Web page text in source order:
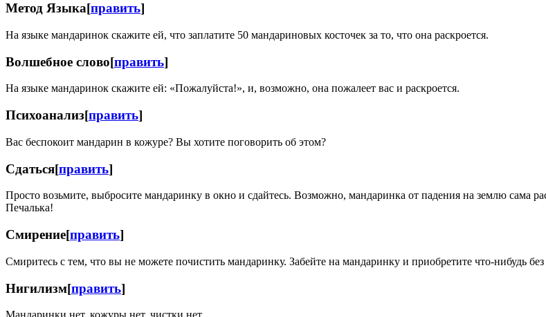
Метод Языка[править]
На языке мандаринок скажите ей, что заплатите 50 мандариновых косточек за то, что она раскроется.
Волшебное слово[править]
На языке мандаринок скажите ей: «Пожалуйста!», и, возможно, она пожалеет вас и раскроется.
Психоанализ[править]
Вас беспокоит мандарин в кожуре? Вы хотите поговорить об этом?
Сдаться[править]
Просто возьмите, выбросите мандаринку в окно и сдайтесь. Возможно, мандаринка от падения на землю сама
Печалька!
Смирение[править]
Смиритесь с тем, что вы не можете почистить мандаринку. Забейте на мандаринку и приобретите что-нибудь
Нигилизм[править]